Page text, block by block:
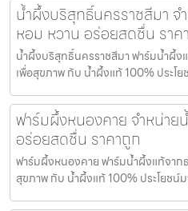
น้ำผึ้งบริสุทธิ์นครราชสีมา จ
หอม หวาน อร่อยสดชื่น ราค
น้ำผึ้งบริสุทธิ์นครราชสีมา ฟาร์มน้ำผึ้ง
เพื่อสุขภาพ กับ น้ำผึ้งแท้ 100% ประโ
ฟาร์มผึ้งหนองคาย จำหน่า
อร่อยสดชื่น ราคาถูก
ฟาร์มผึ้งหนองคาย ฟาร์มน้ำผึ้งแท้จาก
สุขภาพ กับ น้ำผึ้งแท้ 100% ประโยชน์